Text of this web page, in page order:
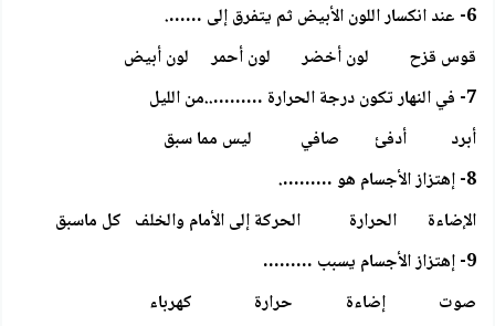
6- عند انكسار اللون الأبيض ثم يتفرق إلى …….
قوس قزح لون أخضر لون أحمر لون أبيض
7- في النهار تكون درجة الحرارة ………..من الليل
أبرد أدفئ صافي ليس مما سبق
8- إهتزاز الأجسام هو ……….
الإضاءة الحرارة الحركة إلى الأمام والخلف كل ماسبق
9- إهتزاز الأجسام يسبب ………
صوت إضاءة حرارة كهرباء